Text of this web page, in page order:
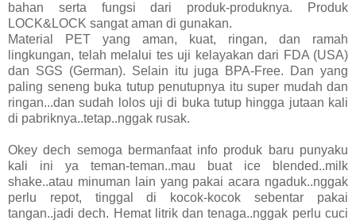
bahan serta fungsi dari produk-produknya. Produk
LOCK&LOCK sangat aman di gunakan.
Material PET yang aman, kuat, ringan, dan ramah
lingkungan, telah melalui tes uji kelayakan dari FDA (USA)
dan SGS (German). Selain itu juga BPA-Free. Dan yang
paling seneng buka tutup penutupnya itu super mudah dan
ringan...dan sudah lolos uji di buka tutup hingga jutaan kali
di pabriknya..tetap..nggak rusak.
Okey dech semoga bermanfaat info produk baru punyaku
kali ini ya teman-teman..mau buat ice blended..milk
shake..atau minuman lain yang pakai acara ngaduk..nggak
perlu repot, tinggal di kocok-kocok sebentar pakai
tangan..jadi dech. Hemat litrik dan tenaga..nggak perlu cuci